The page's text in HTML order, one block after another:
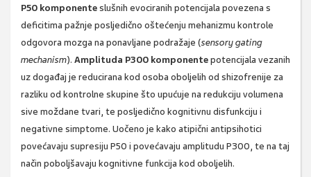
P50 komponenteslušnih evociranih potencijala povezena s
deficitima pažnje posljedično oštećenju mehanizmu kontrole
odgovora mozga na ponavljane podražaje (sensory gating
mechanism). Amplituda P300 komponentepotencijala vezanih
uz događaj je reducirana kod osoba oboljelih od shizofrenije za
razliku od kontrolne skupine što upućuje na redukciju volumena
sive moždane tvari, te posljedično kognitivnu disfunkciju i
negativne simptome. Uočeno je kako atipični antipsihotici
povećavaju supresiju P50 i povećavaju amplitudu P300, te na taj
način poboljšavaju kognitivne funkcija kod oboljelih.